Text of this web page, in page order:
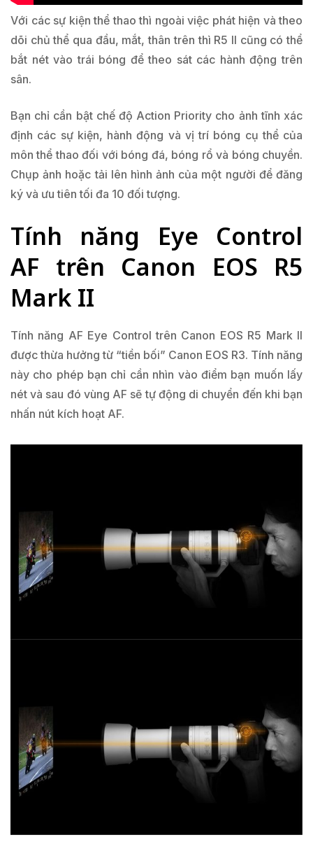
Với các sự kiện thể thao thì ngoài việc phát hiện và theo
dõi chủ thể qua đầu, mắt, thân trên thì R5 II cũng có thể
bắt nét vào trái bóng để theo sát các hành động trên
sân.
Bạn chỉ cần bật chế độ Action Priority cho ảnh tĩnh xác
định các sự kiện, hành động và vị trí bóng cụ thể của
môn thể thao đối với bóng đá, bóng rổ và bóng chuyền.
Chụp ảnh hoặc tải lên hình ảnh của một người để đăng
ký và ưu tiên tối đa 10 đối tượng.
Tính năng Eye Control
AF trên Canon EOS R5
Mark II
Tính năng AF Eye Control trên Canon EOS R5 Mark II
được thừa hưởng từ “tiền bối” Canon EOS R3. Tính năng
này cho phép bạn chỉ cần nhìn vào điểm bạn muốn lấy
nét và sau đó vùng AF sẽ tự động di chuyển đến khi bạn
nhấn nút kích hoạt AF.